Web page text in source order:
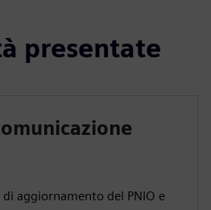
presentate
aggiornamento del PNIO e